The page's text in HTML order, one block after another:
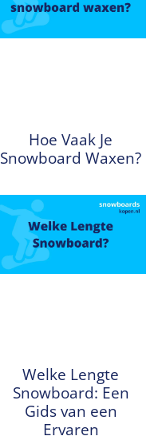
Hoe Vaak Je
Snowboard Waxen?
Welke Lengte
Snowboard: Een
Gids van een
Ervaren